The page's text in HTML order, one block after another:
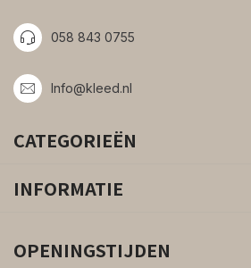
058 843 0755
Info@kleed.nl
CATEGORIEËN
INFORMATIE
OPENINGSTIJDEN